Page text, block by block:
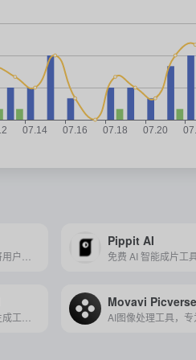
Pippit AI
Movavi Picverse